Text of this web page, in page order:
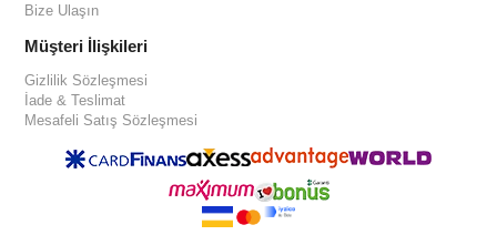
Bize Ulaşın
Müşteri İlişkileri
Gizlilik Sözleşmesi
İade & Teslimat
Mesafeli Satış Sözleşmesi